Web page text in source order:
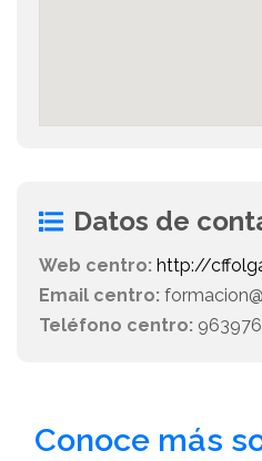
Datos de
Web centro: http://
Email centro:
Teléfono centro:
Conoce más